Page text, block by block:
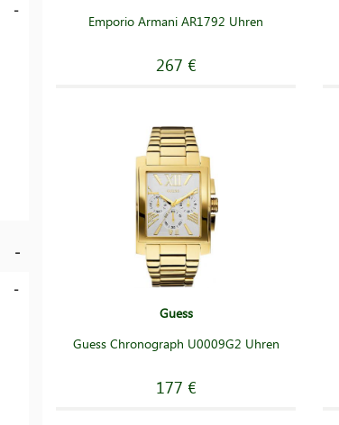
Emporio Armani AR1792 Uhren
267 €
Guess
Guess Chronograph U0009G2 Uhren
177 €